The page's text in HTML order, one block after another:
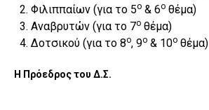
Φιλιππαίων (για το 5ο & 6ο θέμα)
Αναβρυτών (για το 7ο θέμα)
Δοτσικού (για το 8ο, 9ο & 10ο θέμα)
Η Πρόεδρος του Δ.Σ.